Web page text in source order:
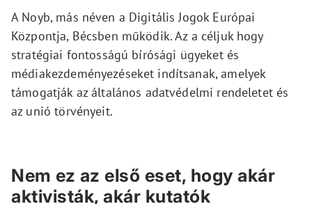
A Noyb, más néven a Digitális Jogok Európai
Központja, Bécsben működik. Az a céljuk hogy
stratégiai fontosságú bírósági ügyeket és
médiakezdeményezéseket indítsanak, amelyek
támogatják az általános adatvédelmi rendeletet és
az unió törvényeit.
Nem ez az első eset, hogy akár
aktivisták, akár kutatók